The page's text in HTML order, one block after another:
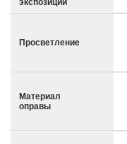
экспозиции
Просветление
Материал
оправы